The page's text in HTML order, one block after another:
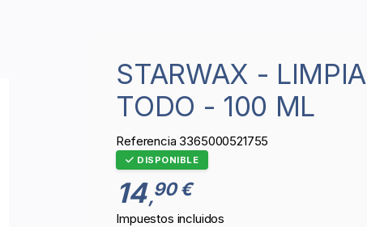
STARWAX - LIMPIA Y DESPEGA
TODO - 100 ML
Referencia 3365000521755
DISPONIBLE
14,90 €
Impuestos incluidos